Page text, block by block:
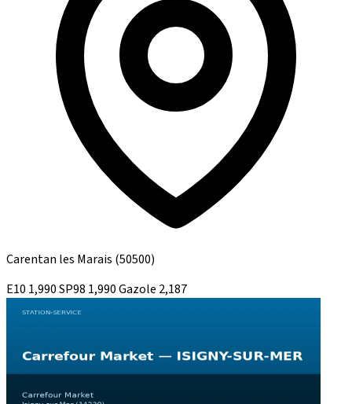
Carentan les Marais (50500)
E10 1,990SP98 1,990Gazole 2,187